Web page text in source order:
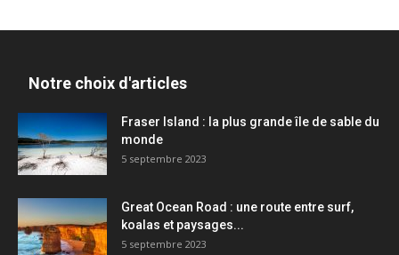
Notre choix d'articles
Fraser Island : la plus grande île de sable du
monde
5 septembre 2023
Great Ocean Road : une route entre surf,
koalas et paysages...
5 septembre 2023